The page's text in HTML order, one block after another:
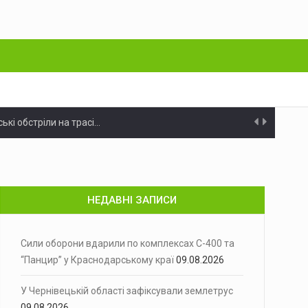
обстріли на трасі…
додаткові 30…
згадки про Вижницю…
напрямку українські оборонці…
НЕДАВНІ ЗАПИСИ
Сили оборони вдарили по комплексах С-400 та
“Панцир” у Краснодарському краї09.08.2026
У Чернівецькій області зафіксували землетрус